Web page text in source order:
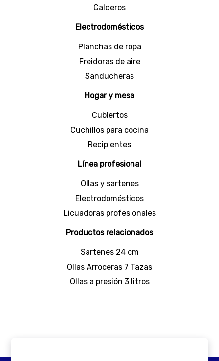
ahorrando tiempo y espacio.
Dentro de nuestro amplio catálogo, hallarás
modelos duraderos y resistentes elaborados en
supuesto, podrás elegirlas en variedad de
tamaños que se ajustarán a tus necesidades
utensiliosestas
cocina que le darán un toque especial a tus
ensueño con Universal!
Calderos
Electrodomésticos
Planchas de ropa
Freidoras de aire
Sanducheras
Hogar y mesa
Cubiertos
Cuchillos para cocina
Recipientes
Línea profesional
Ollas y sartenes
Electrodomésticos
Licuadoras profesionales
Productos relacionados
Sartenes 24 cm
Ollas Arroceras 7 Tazas
Ollas a presión 3 litros